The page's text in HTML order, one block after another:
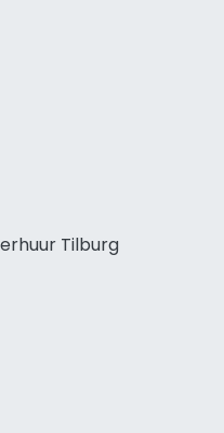
Tilburg